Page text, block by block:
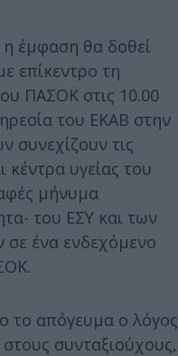
έμφαση θα δοθεί
επίκεντρο τη
ΠΑΣΟΚ στις 10.00
του ΕΚΑΒ στην
συνεχίζουν τις
κέντρα υγείας του
μήνυμα
του ΕΣΥ και των
ένα ενδεχόμενο
το απόγευμα ο λόγος
συνταξιούχους,